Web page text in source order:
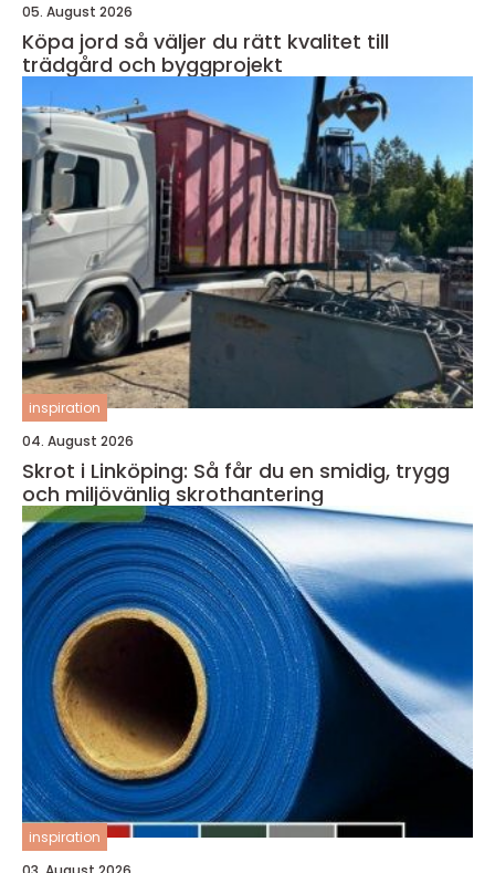
05. August 2026
Köpa jord så väljer du rätt kvalitet till
trädgård och byggprojekt
inspiration
04. August 2026
Skrot i Linköping: Så får du en smidig, trygg
och miljövänlig skrothantering
inspiration